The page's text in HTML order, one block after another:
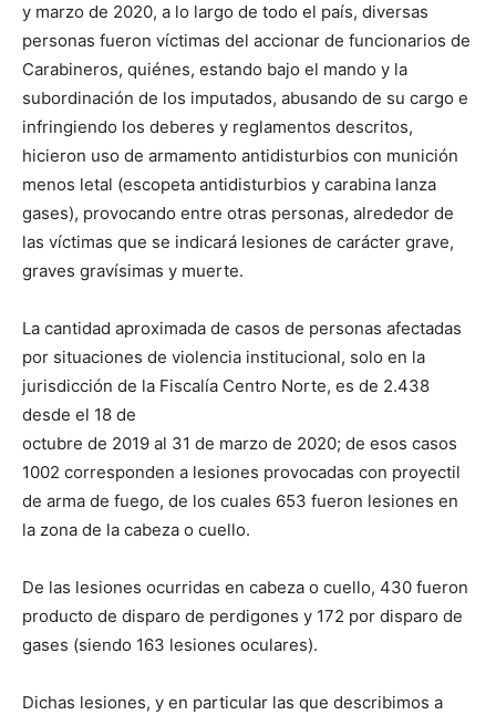
y marzo de 2020, a lo largo de todo el país, diversas
personas fueron víctimas del accionar de funcionarios de
Carabineros, quiénes, estando bajo el mando y la
subordinación de los imputados, abusando de su cargo e
infringiendo los deberes y reglamentos descritos,
hicieron uso de armamento antidisturbios con munición
menos letal (escopeta antidisturbios y carabina lanza
gases), provocando entre otras personas, alrededor de
las víctimas que se indicará lesiones de carácter grave,
graves gravísimas y muerte.
La cantidad aproximada de casos de personas afectadas
por situaciones de violencia institucional, solo en la
jurisdicción de la Fiscalía Centro Norte, es de 2.438
desde el 18 de
octubre de 2019 al 31 de marzo de 2020; de esos casos
1002 corresponden a lesiones provocadas con proyectil
de arma de fuego, de los cuales 653 fueron lesiones en
la zona de la cabeza o cuello.
De las lesiones ocurridas en cabeza o cuello, 430 fueron
producto de disparo de perdigones y 172 por disparo de
gases (siendo 163 lesiones oculares).
Dichas lesiones, y en particular las que describimos a